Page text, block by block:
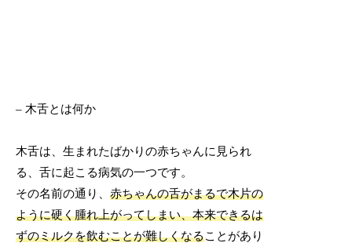
– 木舌とは何か
木舌は、生まれたばかりの赤ちゃんに見られ
る、舌に起こる病気の一つです。
その名前の通り、赤ちゃんの舌がまるで木片の
ように硬く腫れ上がってしまい、本来できるは
ずのミルクを飲むことが難しくなることがあり